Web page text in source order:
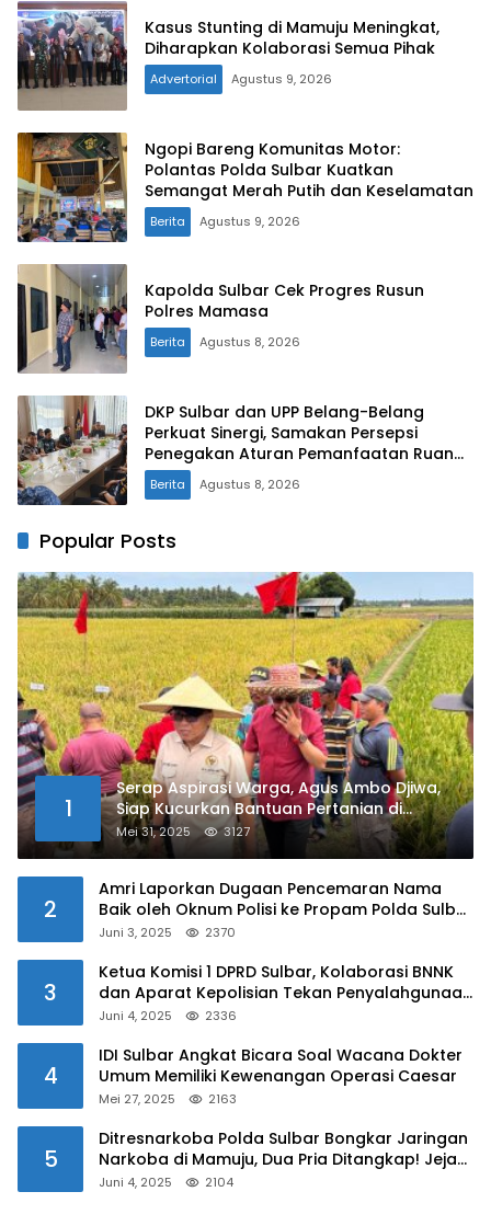
Kasus Stunting di Mamuju Meningkat,
Diharapkan Kolaborasi Semua Pihak
Advertorial Agustus 9, 2026
Ngopi Bareng Komunitas Motor:
Polantas Polda Sulbar Kuatkan
Semangat Merah Putih dan Keselamatan
Berita Agustus 9, 2026
Kapolda Sulbar Cek Progres Rusun
Berita Agustus 8, 2026
DKP Sulbar dan UPP Belang-Belang
Perkuat Sinergi, Samakan Persepsi
Penegakan Aturan Pemanfaatan Ruang
Laut
Berita Agustus 8, 2026
Popular Posts
1
Serap Aspirasi Warga, Agus Ambo Djiwa,
Siap Kucurkan Bantuan Pertanian di
Kalukku
Mei 31, 2025 3127
2
Amri Laporkan Dugaan Pencemaran Nama
Baik oleh Oknum Polisi ke Propam Polda Sulbar
Juni 3, 2025 2370
3
Ketua Komisi 1 DPRD Sulbar, Kolaborasi BNNK
dan Aparat Kepolisian Tekan Penyalahgunaan
Juni 4, 2025 2336
4
IDI Sulbar Angkat Bicara Soal Wacana Dokter
Umum Memiliki Kewenangan Operasi Caesar
Mei 27, 2025 2163
5
Ditresnarkoba Polda Sulbar Bongkar Jaringan
Narkoba di Mamuju, Dua Pria Ditangkap! Jejak
Juni 4, 2025 2104